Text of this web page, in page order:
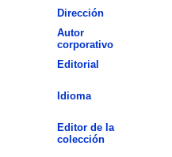
Dirección
Autor
corporativo
Editorial
Idioma
Editor de la
colección